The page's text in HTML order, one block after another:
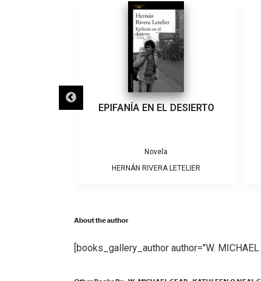
EPIFANÍA EN EL DESIERTO
Novela
HERNÁN RIVERA LETELIER
About the author
[books_gallery_author author="W. MICHAEL